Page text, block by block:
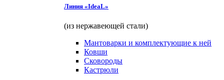
Линия «IdeaL»
(из нержавеющей стали)
Мантоварки и комплектующие к ней
Ковши
Сковороды
Кастрюли